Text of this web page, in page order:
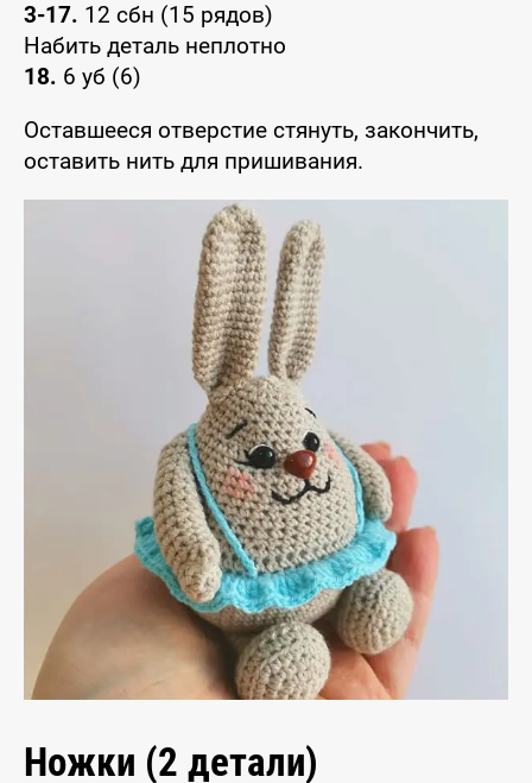
3-17. 12 сбн (15 рядов)
Набить деталь неплотно
18. 6 уб (6)
Оставшееся отверстие стянуть, закончить,
оставить нить для пришивания.
Ножки (2 детали)